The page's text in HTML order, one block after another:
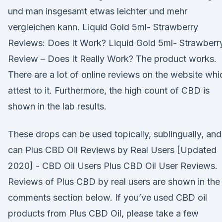
und man insgesamt etwas leichter und mehr
vergleichen kann. Liquid Gold 5ml- Strawberry
Reviews: Does It Work? Liquid Gold 5ml-
Review – Does It Really Work? The product works.
There are a lot of online reviews on the website
attest to it. Furthermore, the high count of CBD is
shown in the lab results.
These drops can be used topically, sublingually, and
can Plus CBD Oil Reviews by Real Users [Updated
2020] - CBD Oil Users Plus CBD Oil User Reviews.
Reviews of Plus CBD by real users are shown in the
comments section below. If you’ve used CBD oil
products from Plus CBD Oil, please take a few